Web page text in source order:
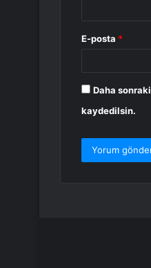
E-posta *
Daha
kaydedilsin.